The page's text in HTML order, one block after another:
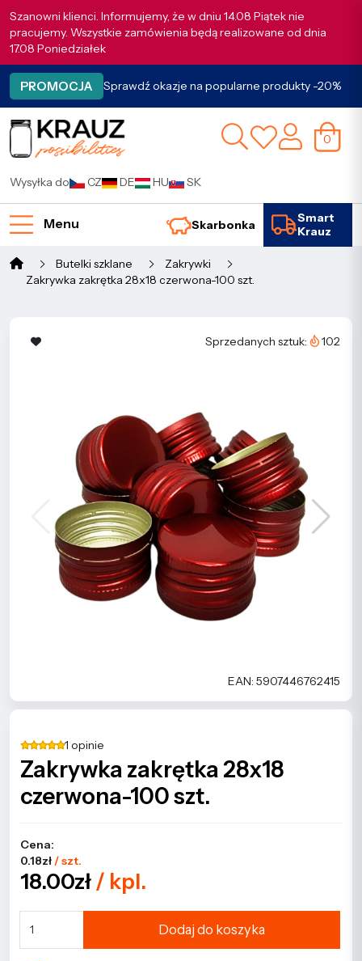
Szanowni klienci. Informujemy, że w dniu 14.08 Piątek nie
pracujemy. Wszystkie zamówienia będą realizowane od dnia
17.08 Poniedziałek
PROMOCJA Sprawdź okazje na popularne produkty -20%
0
Wysyłka do CZ DE HU SK
Menu Skarbonka
Smart
Krauz
Butelki szklane
Zakrywki
Zakrywka zakrętka 28x18 czerwona-100 szt.
Sprzedanych sztuk: 102
EAN: 5907446762415
1 opinie
Zakrywka zakrętka 28x18
czerwona-100 szt.
Cena:
0.18zł / szt.
18.00zł/ kpl.
Dodaj do koszyka